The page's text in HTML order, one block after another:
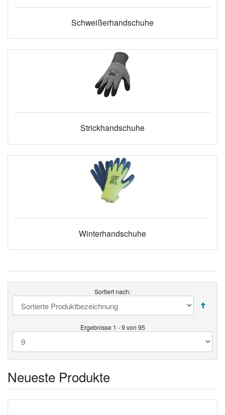
Schweißerhandschuhe
Strickhandschuhe
Winterhandschuhe
Sortiert nach:
Ergebnisse 1 - 9 von 95
Neueste Produkte